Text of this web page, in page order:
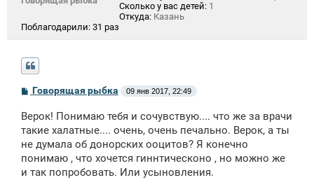
Сколько у вас детей: 1
Откуда: Казань
Поблагодарили: 31 раз
С
б
щ
н
и
Говорящая рыбка 09 янв 2017, 22:49
Верок! Понимаю тебя и сочувствую.... что же за врачи
такие халатные.... очень, очень печально. Верок, а ты
не думала об донорских ооцитов? Я конечно
понимаю , что хочется гиннтическоно , но можно же
и так попробовать. Или усыновления.